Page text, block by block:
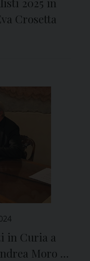
Crosetta
in Curia a
Moro il